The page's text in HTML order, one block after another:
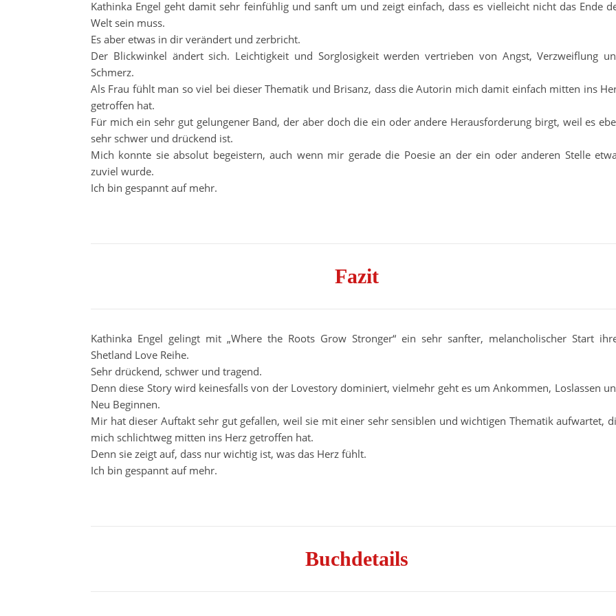
Kathinka Engel geht damit sehr feinfühlig und sanft um und zeigt einfach, dass es vielleicht nicht das Ende
Welt sein muss.
Es aber etwas in dir verändert und zerbricht.
Der Blickwinkel ändert sich. Leichtigkeit und Sorglosigkeit werden vertrieben von Angst, Verzweiflung
Schmerz.
Als Frau fühlt man so viel bei dieser Thematik und Brisanz, dass die Autorin mich damit einfach mitten ins
getroffen hat.
Für mich ein sehr gut gelungener Band, der aber doch die ein oder andere Herausforderung birgt, weil es
sehr schwer und drückend ist.
Mich konnte sie absolut begeistern, auch wenn mir gerade die Poesie an der ein oder anderen Stelle
zuviel wurde.
Ich bin gespannt auf mehr.
Fazit
Kathinka Engel gelingt mit „Where the Roots Grow Stronger“ ein sehr sanfter, melancholischer Start
Shetland Love Reihe.
Sehr drückend, schwer und tragend.
Denn diese Story wird keinesfalls von der Lovestory dominiert, vielmehr geht es um Ankommen, Loslassen
Neu Beginnen.
Mir hat dieser Auftakt sehr gut gefallen, weil sie mit einer sehr sensiblen und wichtigen Thematik aufwartet,
mich schlichtweg mitten ins Herz getroffen hat.
Denn sie zeigt auf, dass nur wichtig ist, was das Herz fühlt.
Ich bin gespannt auf mehr.
Buchdetails